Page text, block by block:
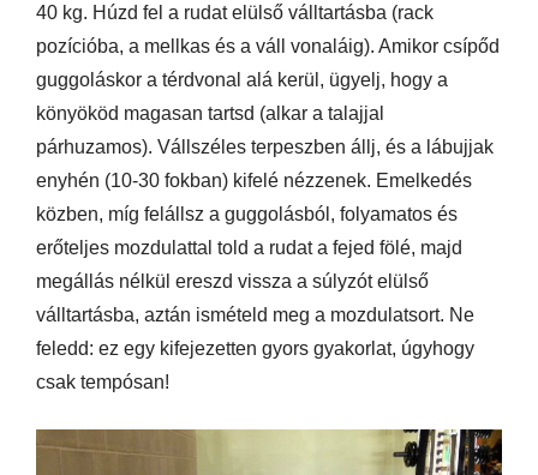
40 kg. Húzd fel a rudat elülső válltartásba (rack
pozícióba, a mellkas és a váll vonaláig). Amikor csípőd
guggoláskor a térdvonal alá kerül, ügyelj, hogy a
könyököd magasan tartsd (alkar a talajjal
párhuzamos). Vállszéles terpeszben állj, és a lábujjak
enyhén (10-30 fokban) kifelé nézzenek. Emelkedés
közben, míg felállsz a guggolásból, folyamatos és
erőteljes mozdulattal told a rudat a fejed fölé, majd
megállás nélkül ereszd vissza a súlyzót elülső
válltartásba, aztán ismételd meg a mozdulatsort. Ne
feledd: ez egy kifejezetten gyors gyakorlat, úgyhogy
csak tempósan!